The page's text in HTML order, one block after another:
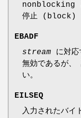
nonblocking
停止 (block)
EBADF
stream に対応
無効であるが、
い。
EILSEQ
入力されたバイ